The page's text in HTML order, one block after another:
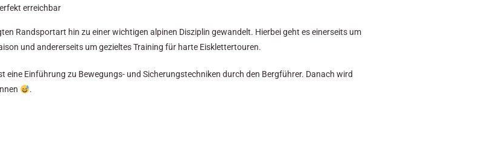
erreichbar
Randsportart hin zu einer wichtigen alpinen Disziplin gewandelt. Hierbei geht es einerseits um
und andererseits um gezieltes Training für harte Eisklettertouren.
eine Einführung zu Bewegungs- und Sicherungstechniken durch den Bergführer. Danach wird
.